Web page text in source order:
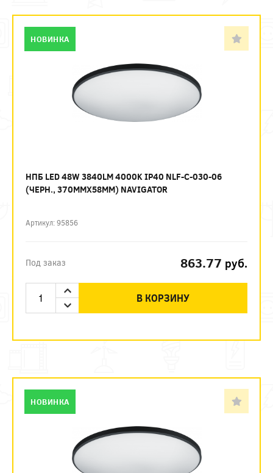
НПБ LED 48W 3840LM 4000K IP40 NLF-C-030-06
(ЧЕРН., 370ММХ58ММ) NAVIGATOR
Артикул: 95856
Под заказ 863.77 руб.
В КОРЗИНУ
НОВИНКА
НОВИНКА